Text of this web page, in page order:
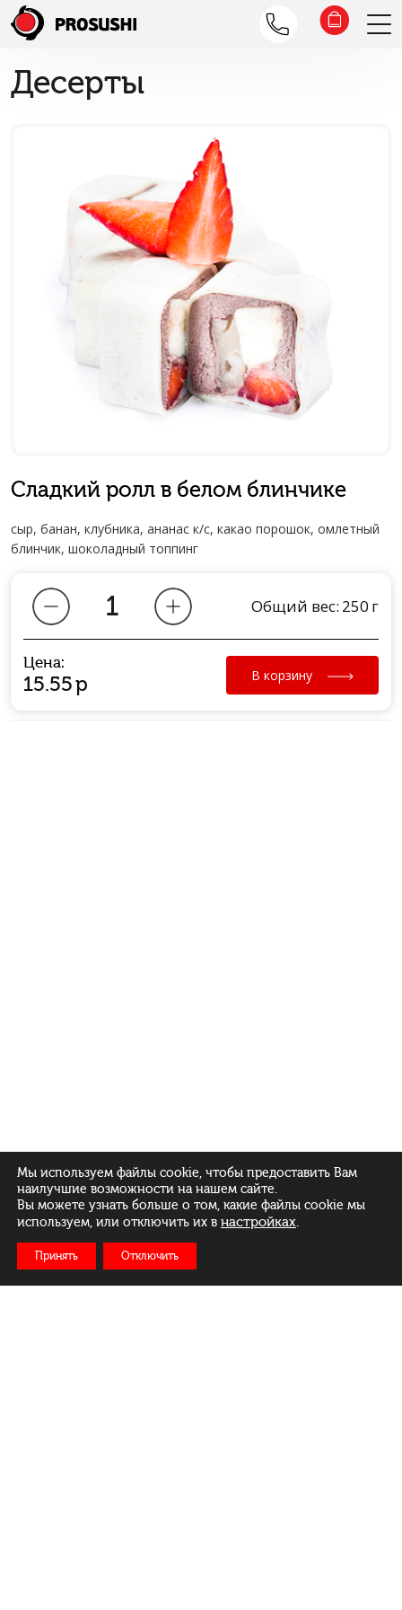
Десерты
Сладкий ролл в белом блинчике
сыр, банан, клубника, ананас к/с, какао порошок, омлетный
блинчик, шоколадный топпинг
Общий вес: 250 г
Цена:
15.55р В корзину
Мы используем файлы cookie, чтобы предоставить Вам
наилучшие возможности на нашем сайте.
Вы можете узнать больше о том, какие файлы cookie мы
используем, или отключить их в настройках.
Принять Отключить